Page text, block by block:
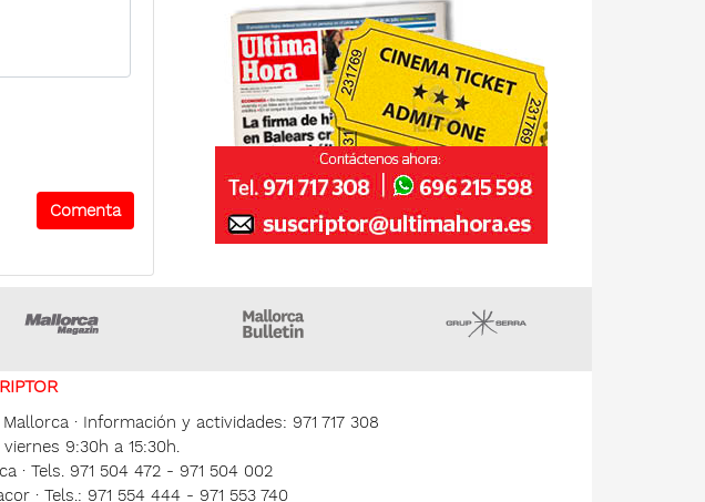
Diari Majorca Daily Bulletin
· Información y actividades: 971 717 308
9:30h a 15:30h.
· Tels. 971 504 472 - 971 504 002
· Tels.: 971 554 444 - 971 553 740